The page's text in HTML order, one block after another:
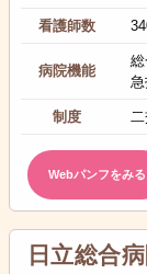
看護師数
病院機能
制度
Webパンフをみる
日立総合